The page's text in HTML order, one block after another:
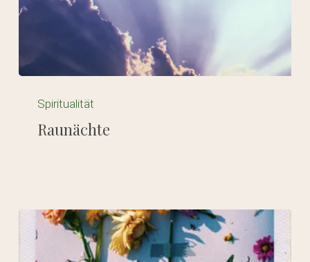
Spiritualität
Raunächte